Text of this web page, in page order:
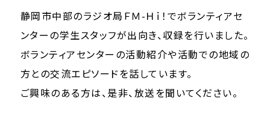
静岡市中部のラジオ局ＦＭ-Ｈｉ！でボランティアセ
ンターの学生スタッフが出向き、収録を行いました。
ボランティアセンターの活動紹介や活動での地域の
方との交流エピソードを話しています。
ご興味のある方は、是非、放送を聞いてください。